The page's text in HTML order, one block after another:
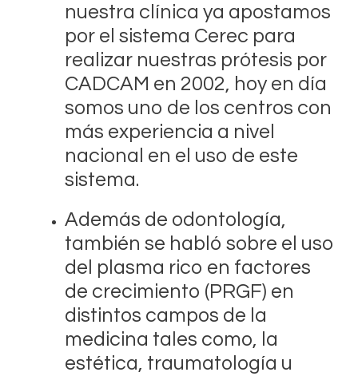
nuestra clínica ya apostamos
por el sistema Cerec para
realizar nuestras prótesis por
CADCAM en 2002, hoy en día
somos uno de los centros con
más experiencia a nivel
nacional en el uso de este
sistema.
Además de odontología,
también se habló sobre el uso
del plasma rico en factores
de crecimiento (PRGF) en
distintos campos de la
medicina tales como, la
estética, traumatología u